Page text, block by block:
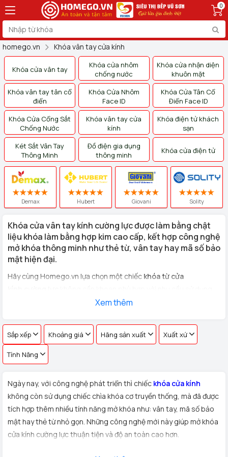
0
homego.vn Khóa vân tay cửa kính
Khóa cửa vân tay
Khóa cửa nhôm
chống nước
Khóa cửa nhận diện
khuôn mặt
Khóa vân tay tân cổ
điển
Khóa Cửa Nhôm
Face ID
Khóa Cửa Tân Cổ
Điển Face ID
Khóa Cửa Cổng Sắt
Chống Nước
Khóa vân tay cửa
kính
Khóa điện tử khách
sạn
Két Sắt Vân Tay
Thông Minh
Đồ điện gia dụng
thông minh
Khóa cửa điện tử
Demax Hubert Giovani Solity
Khóa cửa vân tay kính cường lực được làm bằng chật
liệu khóa làm bằng hợp kim cao cấp, kết hợp công nghệ
mở khóa thông minh như thẻ từ, vân tay hay mã số bảo
mật hiện đại.
Hãy cùng Homego.vn lựa chọn một chiếc khóa từ cửa
cửa kính văn phòng, cửa hàng, nhà riêng
Xem thêm
Sắp xếp Khoảng giá Hãng sản xuất Xuất xứ
Tính Năng
Ngày nay, với công nghệ phát triển thì chiếc khóa cửa kính
không còn sử dụng chiếc chìa khóa cơ truyền thống, mà đã được
tích hợp thêm nhiều tính năng mở khóa như: vân tay, mã số bảo
mật hay thẻ từ nhỏ gọn. Những công nghệ mới này giúp mở khóa
cửa kính cường lực thuận tiện và độ an toàn cao hơn.